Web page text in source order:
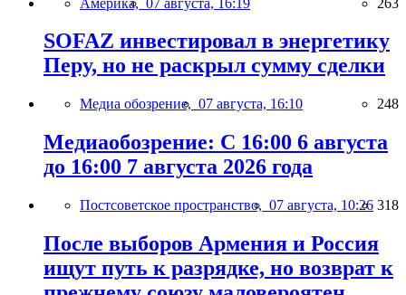
SOFAZ инвестировал в энергетику
Перу, но не раскрыл сумму сделки
Медиа обозрение, 07 августа, 16:10 248
Медиаобозрение: С 16:00 6 августа
до 16:00 7 августа 2026 года
Постсоветское пространство, 07 августа, 10:26 318
После выборов Армения и Россия
ищут путь к разрядке, но возврат к